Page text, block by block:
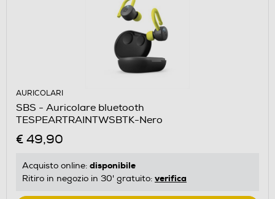
AURICOLARI
SBS - Auricolare bluetooth
TESPEARTRAINTWSBTK-Nero
€ 49,90
Acquisto online: disponibile
Ritiro in negozio in 30' gratuito: verifica